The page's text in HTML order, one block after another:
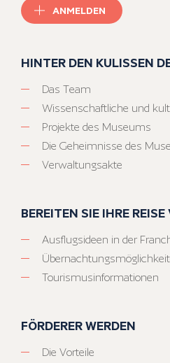
ANMELDEN
HINTER DEN KULISSEN
Das Team
Wissenschaftliche und
Projekte des Museums
Die Geheimnisse des
Verwaltungsakte
BEREITEN SIE IHRE REISE
Ausflugsideen in der
Tourismusinformationen
FÖRDERER WERDEN
Die Vorteile